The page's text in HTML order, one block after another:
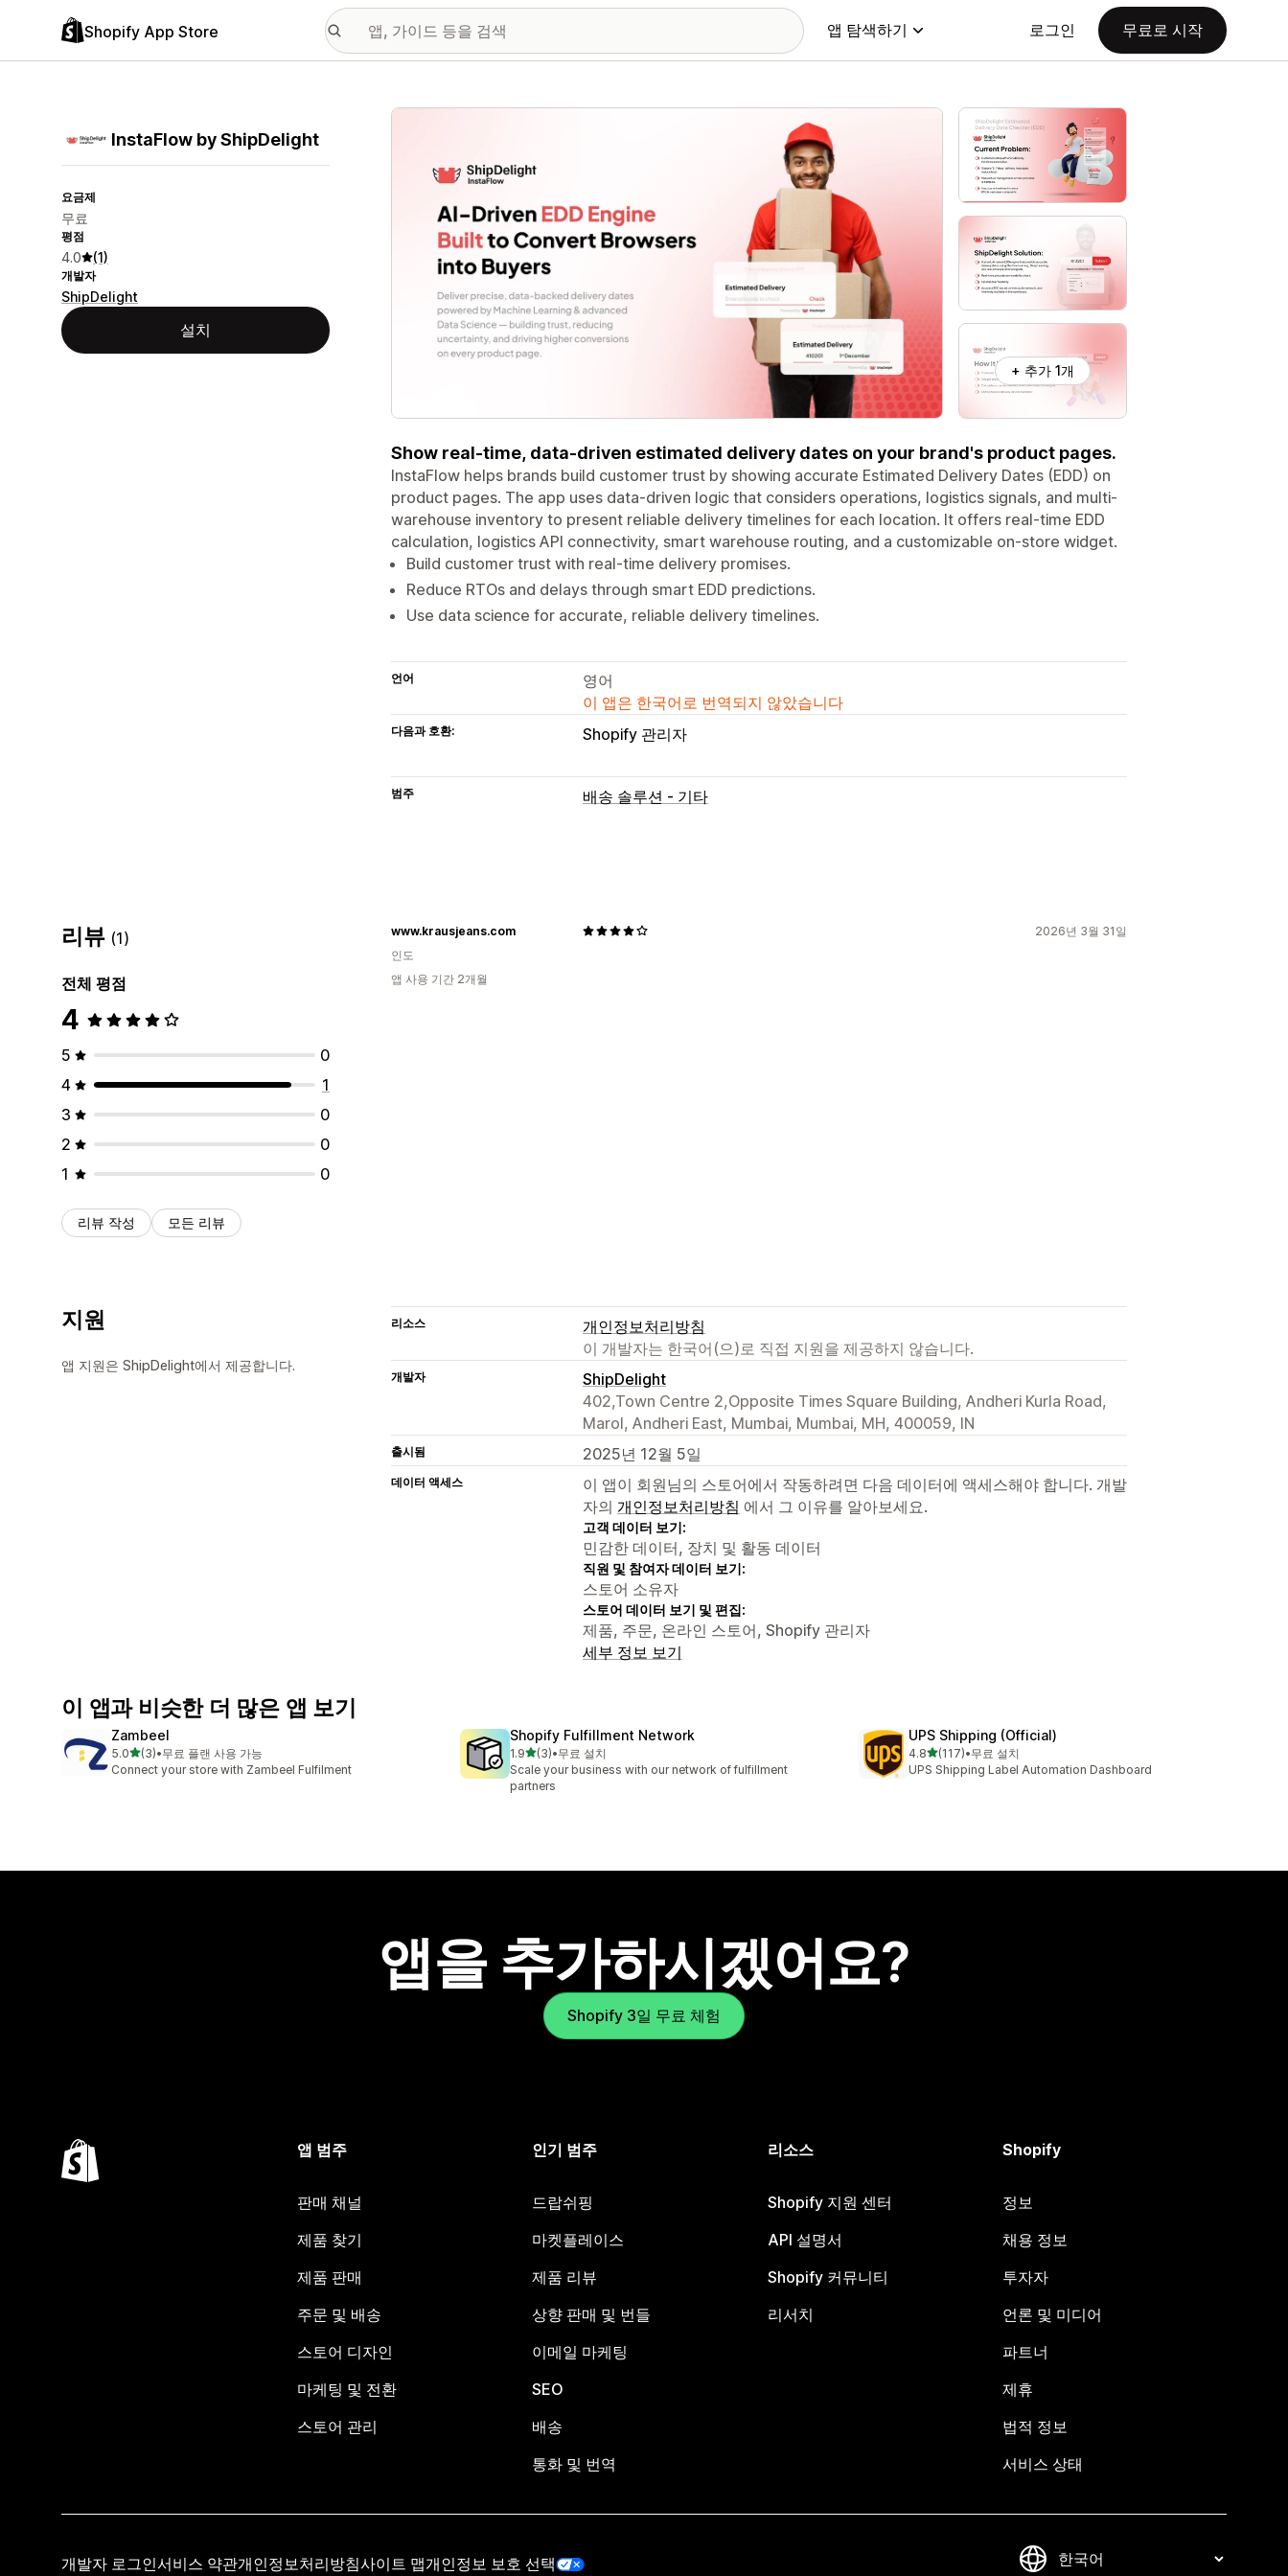
Shopify App Store 앱 탐색하기 로그인 무료로 시작
InstaFlow by ShipDelight
요금제
무료
평점
4.0 (1)
개발자
ShipDelight
설치
추천 이미지 갤러리
+ 추가 1개
Show real-time, data-driven estimated delivery dates on your brand's product pages.
InstaFlow helps brands build customer trust by showing accurate Estimated Delivery Dates (EDD) on
product pages. The app uses data-driven logic that considers operations, logistics signals, and multi-
warehouse inventory to present reliable delivery timelines for each location. It offers real-time EDD
calculation, logistics API connectivity, smart warehouse routing, and a customizable on-store widget.
Build customer trust with real-time delivery promises.
Reduce RTOs and delays through smart EDD predictions.
Use data science for accurate, reliable delivery timelines.
언어
영어
이 앱은 한국어로 번역되지 않았습니다
다음과 호환: Shopify 관리자
범주 배송 솔루션 - 기타
리뷰 (1)
전체 평점
4
5
0
4
1
3
0
2
0
1
0
리뷰 작성 모든 리뷰
2026년 3월 31일
www.krausjeans.com
인도
앱 사용 기간 2개월
지원
앱 지원은 ShipDelight에서 제공합니다.
리소스
개인정보처리방침
이 개발자는 한국어(으)로 직접 지원을 제공하지 않습니다.
개발자
ShipDelight
402,Town Centre 2,Opposite Times Square Building, Andheri Kurla Road,
Marol, Andheri East, Mumbai, Mumbai, MH, 400059, IN
출시됨 2025년 12월 5일
데이터 액세스
이 앱이 회원님의 스토어에서 작동하려면 다음 데이터에 액세스해야 합니다. 개발
자의 개인정보처리방침 에서 그 이유를 알아보세요.
고객 데이터 보기:
민감한 데이터, 장치 및 활동 데이터
직원 및 참여자 데이터 보기:
스토어 소유자
스토어 데이터 보기 및 편집:
제품, 주문, 온라인 스토어, Shopify 관리자
세부 정보 보기
이 앱과 비슷한 더 많은 앱 보기
Zambeel
5.0별 5개 중
(3)
총 리뷰 3개
•무료 플랜 사용 가능
Connect your store with Zambeel Fulfilment
Shopify Fulfillment Network
1.9별 5개 중
(3)
총 리뷰 3개
•무료 설치
Scale your business with our network of fulfillment
partners
UPS Shipping (Official)
4.8별 5개 중
(117)
총 리뷰 117개
•무료 설치
UPS Shipping Label Automation Dashboard
앱을 추가하시겠어요?
Shopify 3일 무료 체험
앱 범주
판매 채널
제품 찾기
제품 판매
주문 및 배송
스토어 디자인
마케팅 및 전환
스토어 관리
인기 범주
드랍쉬핑
마켓플레이스
제품 리뷰
상향 판매 및 번들
이메일 마케팅
SEO
배송
통화 및 번역
리소스
Shopify 지원 센터
API 설명서
Shopify 커뮤니티
리서치
Shopify
정보
채용 정보
투자자
언론 및 미디어
파트너
제휴
법적 정보
서비스 상태
개발자 로그인서비스 약관개인정보처리방침사이트 맵개인정보 보호 선택